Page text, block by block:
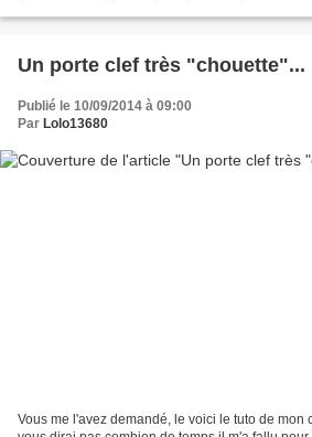
Un porte clef très "chouette"...
Publié le 10/09/2014 à 09:00
Par Lolo13680
Vous me l'avez demandé, le voici le tuto de mon